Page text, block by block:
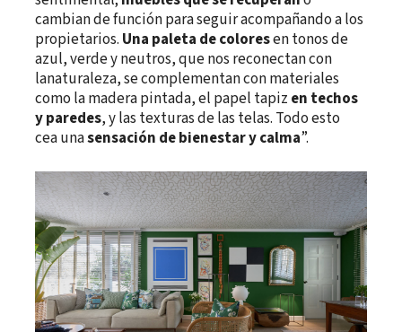
cambian de función para seguir acompañando a los
propietarios. Una paleta de coloresen tonos de
azul, verde y neutros, que nos reconectan con
lanaturaleza, se complementan con materiales
como la madera pintada, el papel tapiz en techos
y paredes, y las texturas de las telas. Todo esto
cea unasensación de bienestar y calma”.